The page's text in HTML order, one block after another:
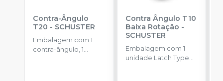
Contra-Ângulo
T20 - SCHUSTER
Embalagem com 1
contra-ângulo, 1
Contra Ângulo T10
Baixa Rotação -
SCHUSTER
Embalagem com 1
unidade Latch Type